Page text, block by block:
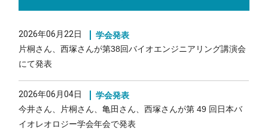
2026年06月22日
学会発表
片桐さん、西塚さんが第38回バイオエンジニアリング講演会
にて発表
2026年06月04日
学会発表
今井さん、片桐さん、亀田さん、西塚さんが第 49 回日本バ
イオレオロジー学会年会で発表